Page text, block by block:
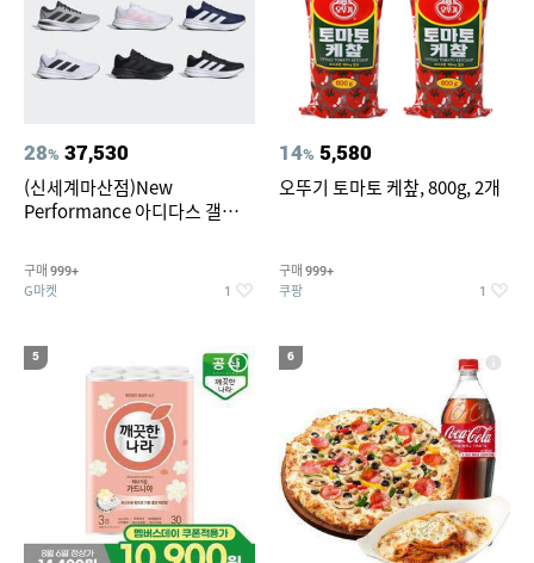
28% 37,530
(신세계마산점)New
Performance 아디다스 갤럭시
구매 999+
G마켓 1
14% 5,580
오뚜기 토마토 케챂, 800g, 2개
구매 999+
쿠팡 1
5 6